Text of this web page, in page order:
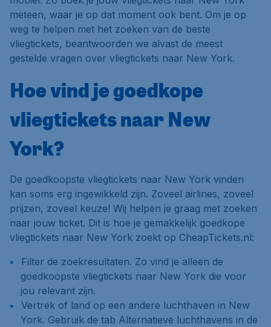
meteen, waar je op dat moment ook bent. Om je op
weg te helpen met het zoeken van de beste
vliegtickets, beantwoorden we alvast de meest
gestelde vragen over vliegtickets naar New York.
Hoe vind je goedkope
vliegtickets naar New
York?
De goedkoopste vliegtickets naar New York vinden
kan soms erg ingewikkeld zijn. Zoveel airlines, zoveel
prijzen, zoveel keuze! Wij helpen je graag met zoeken
naar jouw ticket. Dit is hoe je gemakkelijk goedkope
vliegtickets naar New York zoekt op CheapTickets.nl:
Filter de zoekresultaten. Zo vind je alleen de
goedkoopste vliegtickets naar New York die voor
jou relevant zijn.
Vertrek of land op een andere luchthaven in New
York. Gebruik de tab Alternatieve luchthavens in de